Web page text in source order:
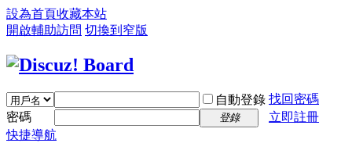
設為首頁收藏本站
開啟輔助訪問 切換到窄版
自動登錄 找回密碼
密碼
登錄
立即註冊
快捷導航